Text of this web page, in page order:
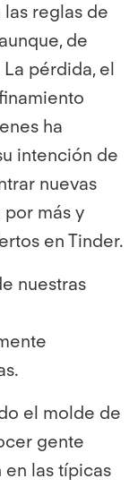
reglas de
de
pérdida, el
ha
intención de
nuevas
más y
en Tinder.
nuestras
el molde de
gente
en las típicas